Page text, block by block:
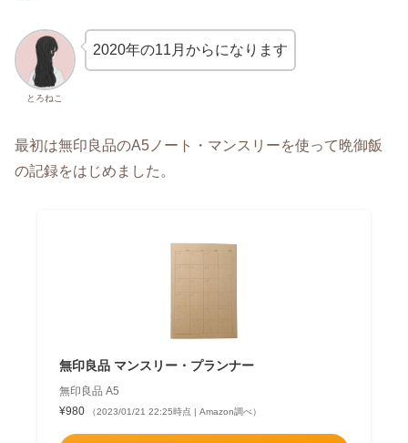
とろねこ
2020年の11月からになります
最初は無印良品のA5ノート・マンスリーを使って晩御飯
の記録をはじめました。
無印良品 マンスリー・プランナー
無印良品 A5
¥980
（2023/01/21 22:25時点 | Amazon調べ）